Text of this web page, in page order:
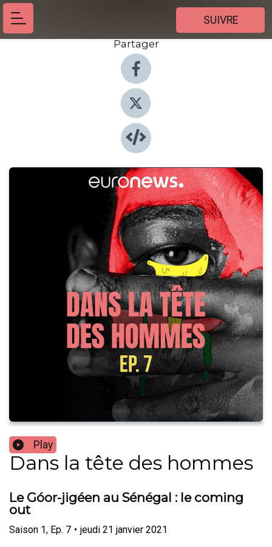
SUIVRE
Partager
Play
Dans la tête des hommes
Le Góor-jigéen au Sénégal : le coming
out
Saison 1, Ep. 7 • jeudi 21 janvier 2021